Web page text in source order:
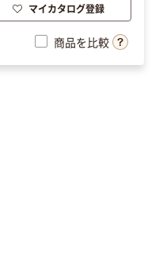
マイカタログ登録
商品を比較